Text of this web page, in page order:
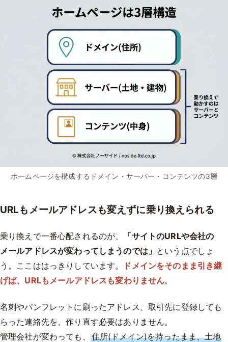
ホームページを構成するドメイン・サーバー・コンテンツの3層
URLもメールアドレスも変えずに乗り換えられる
乗り換えで一番心配されるのが、
「サイトのURLや会社の
メールアドレスが変わってしまうのでは」 という点でしょ
う。ここははっきりしています。
ドメインをそのまま引き継
げば、URLもメールアドレスも変わりません。
名刺やパンフレットに刷ったアドレス、取引先に登録しても
らった連絡先を、作り直す必要はありません。
管理会社が変わっても、 住所(ドメイン)を持ったまま、土地